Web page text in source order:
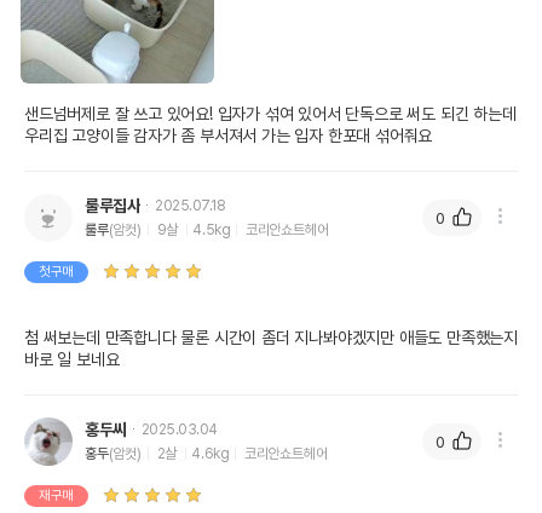
샌드넘버제로 잘 쓰고 있어요! 입자가 섞여 있어서 단독으로 써도 되긴 하는데
우리집 고양이들 감자가 좀 부서져서 가는 입자 한포대 섞어줘요
룰루집사
2025.07.18
룰루(암컷) 9살 4.5kg 코리안쇼트헤어
첫구매
첨 써보는데 만족합니다 물론 시간이 좀더 지나봐야겠지만 애들도 만족했는지
바로 일 보네요
0
홍두씨
2025.03.04
홍두(암컷) 2살 4.6kg 코리안쇼트헤어
재구매
0